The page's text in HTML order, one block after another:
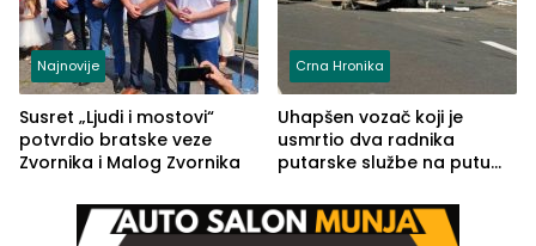
Najnovije
Susret „Ljudi i mostovi“
potvrdio bratske veze
Zvornika i Malog Zvornika
Crna Hronika
Uhapšen vozač koji je
usmrtio dva radnika
putarske službe na putu
(FOTO)